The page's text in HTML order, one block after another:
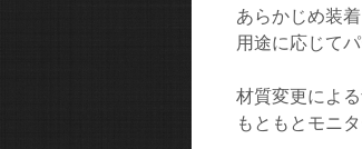
あらかじめ装
用途に応じて
材質変更によ
もともとモニ